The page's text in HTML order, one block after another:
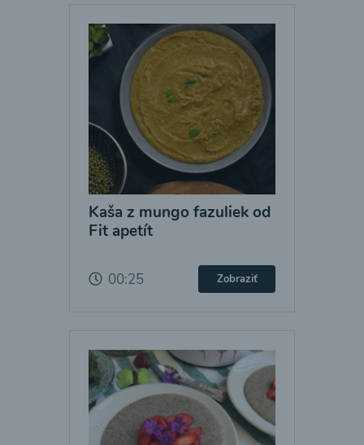
Kaša z mungo fazuliek od
Fit apetít
00:25 Zobraziť